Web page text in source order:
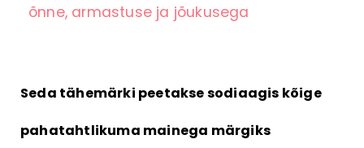
õnne, armastuse ja jõukusega
Seda tähemärki peetakse sodiaagis kõige
pahatahtlikuma mainega märgiks